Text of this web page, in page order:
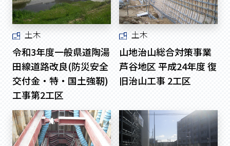
土木
令和3年度一般県道陶湯
田線道路改良(防災安全
交付金・特・国土強靭)
工事第2工区
土木
山地治山総合対策事業
芦谷地区 平成24年度 復
旧治山工事 2工区